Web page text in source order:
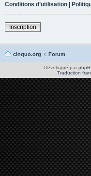
Conditions d’utilisation |
Inscription
cinquo.org Forum
Développé par
Traduction